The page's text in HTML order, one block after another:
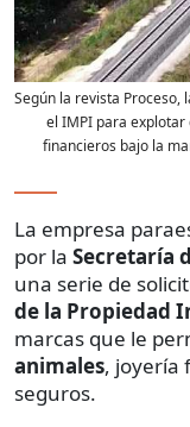
Según la revista
el IMPI para
financieros bajo la
La empresa
por la Secretaría
una serie de
de la Propiedad
marcas que le
animales, joyería
seguros.